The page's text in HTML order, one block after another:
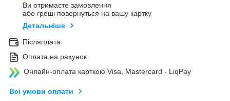
Ви отримаєте замовлення
або гроші повернуться на вашу картку
Детальніше
Післяплата
Оплата на рахунок
Онлайн-оплата карткою Visa, Mastercard - LiqPay
Всі умови оплати